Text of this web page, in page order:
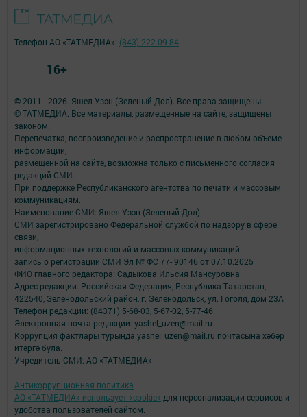
© 2011 - 2026. Яшел Узэн (Зеленый Дол). Все права защищены.
© ТАТМЕДИА. Все материалы, размещенные на сайте, защищены
законом.
Перепечатка, воспроизведение и распространение в любом объеме
информации,
размещенной на сайте, возможна только с письменного согласия
редакций СМИ.
При поддержке Республиканского агентства по печати и массовым
коммуникациям.
Наименование СМИ: Яшел Узэн (Зеленый Дол)
СМИ зарегистрировано Федеральной службой по надзору в сфере
связи,
информационных технологий и массовых коммуникаций
запись о регистрации СМИ Эл № ФС 77- 90146 от 07.10.2025
ФИО главного редактора: Садыкова Ильсия Мансуровна
Адрес редакции: Российская Федерация, Республика Татарстан,
422540, Зеленодольский район, г. Зеленодольск, ул. Гоголя, дом 23А
Телефон редакции: (84371) 5-68-03, 5-67-02, 5-77-46
Электронная почта редакции: yashel_uzen@mail.ru
Коррупция фактлары турында yashel_uzen@mail.ru почтасына хәбәр
итәргә була.
Учредитель СМИ: АО «ТАТМЕДИА»
Антикоррупционная политика
АО «ТАТМЕДИА» использует «cookie» для персонализации сервисов и
удобства пользователей сайтом.
Телефон АО «ТАТМЕДИА»: (843) 222 09 84
16+